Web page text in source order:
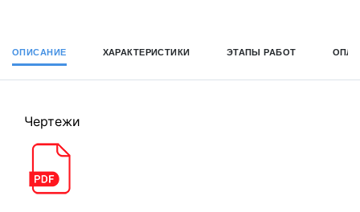
ОПИСАНИЕ ХАРАКТЕРИСТИКИ ЭТАПЫ РАБОТ
Чертежи